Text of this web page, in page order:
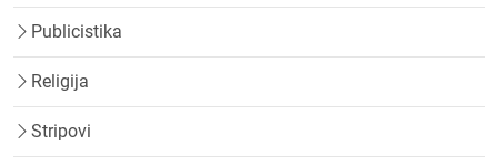
Publicistika
Religija
Stripovi